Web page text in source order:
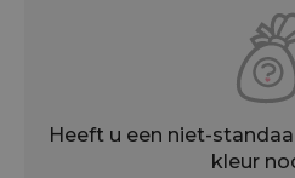
Heeft u een niet-
kleur